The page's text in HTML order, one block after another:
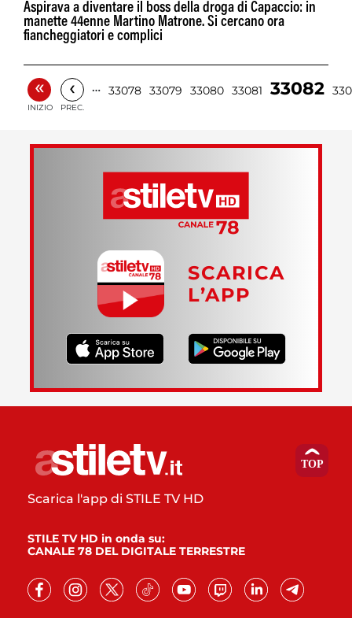
Aspirava a diventare il boss della droga di Capaccio: in
manette 44enne Martino Matrone. Si cercano ora
fiancheggiatori e complici
«
INIZIO
‹
PREC.
… 33078 33079 33080 33081 33082
SCARICA
L’APP
Scarica l'app di STILE TV HD
STILE TV HD in onda su:
CANALE 78 DEL DIGITALE TERRESTRE